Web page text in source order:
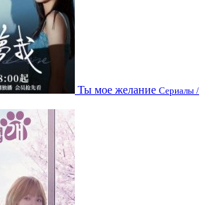
Ты мое желание Сериалы /